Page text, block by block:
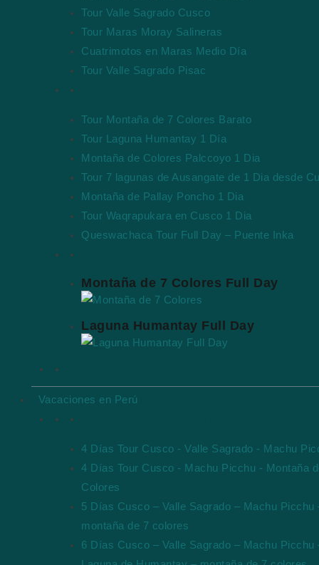
Tour Valle Sagrado Cusco
Tour Maras Moray Salineras
Cuatrimotos en Maras Medio Día
Tour Valle Sagrado Pisac
Tour Montaña de 7 Colores Barato
Tour Laguna Humantay 1 Día
Montaña de Colores Palccoyo 1 Dia
Tour 7 lagunas de Ausangate de 1 Dia desde
Montaña de Pallay Poncho 1 Dia
Tour Waqrapukara en Cusco 1 Dia
Queswachaca Tour Full Day – Puente Inka
Montaña de 7 Colores Full Day
Laguna Humantay Full Day
Vacaciones en Perú
4 Días Tour Cusco - Valle Sagrado - Machu
4 Días Tour Cusco - Machu Picchu - Montaña
Colores
5 Días Cusco – Valle Sagrado – Machu Picchu
montaña de 7 colores
6 Días Cusco – Valle Sagrado – Machu Picchu